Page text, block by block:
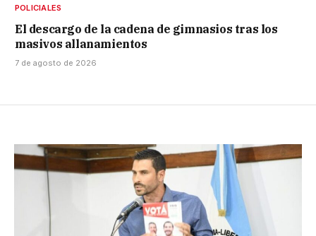
POLICIALES
El descargo de la cadena de gimnasios tras los
masivos allanamientos
7 de agosto de 2026